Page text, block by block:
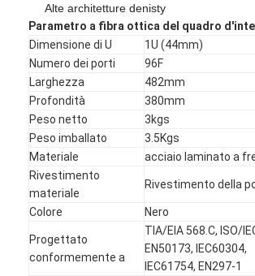
Circa noi
Giro della fabbrica
Controllo di qualità
Contattici
Notizie
Parla adesso.
Alte architetture denisty
Parametro a fibra ottica del quadro
Dimensione di U
1U (44mm)
Numero dei porti
96F
Larghezza
482mm
Profondità
380mm
Peso netto
3kgs
Peso imballato
3.5Kgs
Materiale
acciaio laminato a
Rivestimento
materiale
Rivestimento della
Colore Nero
Progettato
conformemente a
TIA/EIA 568.C, ISO/
EN50173, IEC60304,
IEC61754, EN297-1